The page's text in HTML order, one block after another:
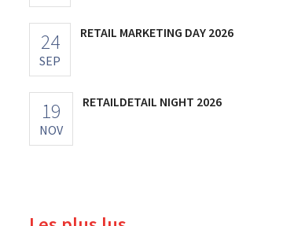
24
SEP
RETAIL MARKETING DAY 2026
19
NOV
RETAILDETAIL NIGHT 2026